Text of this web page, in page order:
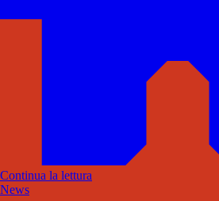
Continua la lettura
News